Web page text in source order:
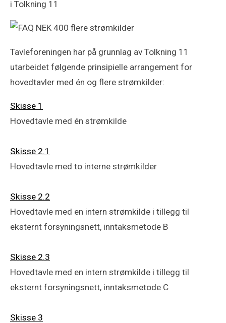
i Tolkning 11
Tavleforeningen har på grunnlag av Tolkning 11
utarbeidet følgende prinsipielle arrangement for
hovedtavler med én og flere strømkilder:
Skisse 1
Hovedtavle med én strømkilde
Skisse 2.1
Hovedtavle med to interne strømkilder
Skisse 2.2
Hovedtavle med en intern strømkilde i tillegg til
eksternt forsyningsnett, inntaksmetode B
Skisse 2.3
Hovedtavle med en intern strømkilde i tillegg til
eksternt forsyningsnett, inntaksmetode C
Skisse 3